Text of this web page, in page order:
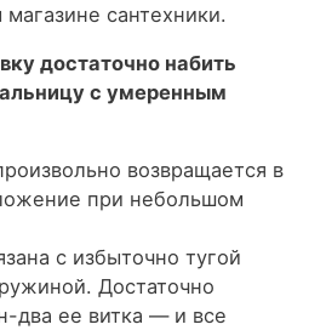
сантехники.
достаточно набить
с умеренным
возвращается в
при небольшом
с избыточно тугой
Достаточно
два ее витка — и все